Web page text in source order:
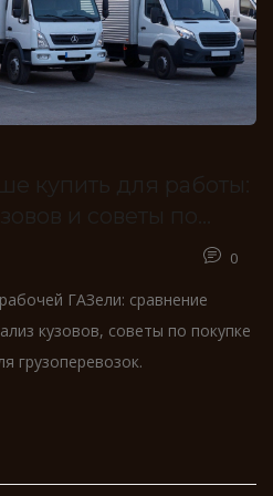
купить для работы:
и советы по
0
ГАЗели: сравнение
кузовов, советы по покупке
грузоперевозок.